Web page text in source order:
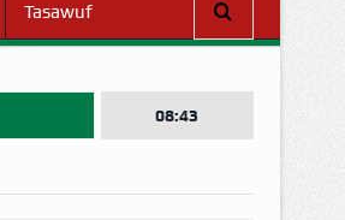
Tasawuf
08:43